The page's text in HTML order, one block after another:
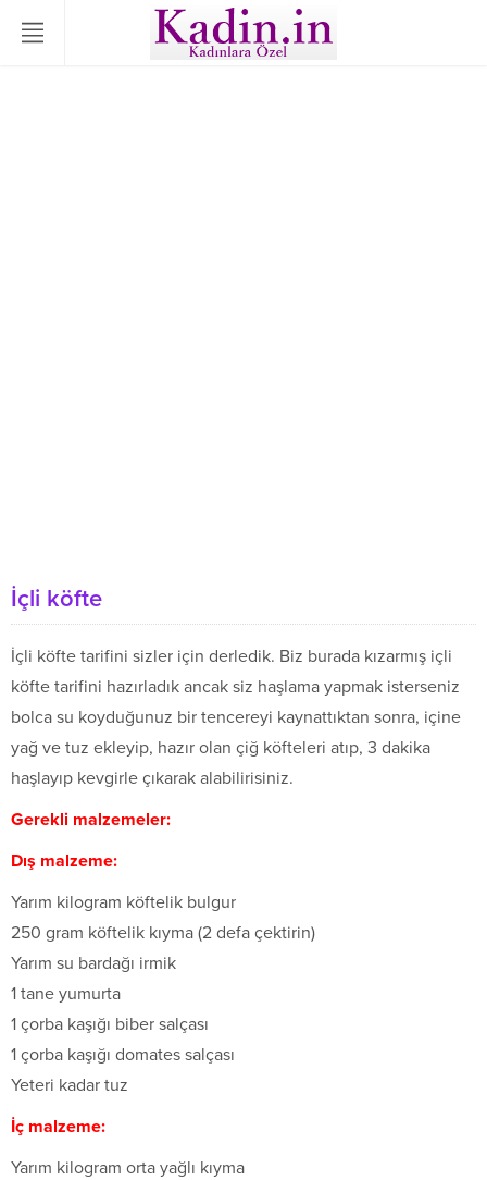
İçli köfte
İçli köfte tarifini sizler için derledik. Biz burada kızarmış içli
köfte tarifini hazırladık ancak siz haşlama yapmak isterseniz
bolca su koyduğunuz bir tencereyi kaynattıktan sonra, içine
yağ ve tuz ekleyip, hazır olan çiğ köfteleri atıp, 3 dakika
haşlayıp kevgirle çıkarak alabilirisiniz.
Gerekli malzemeler:
Dış malzeme:
Yarım kilogram köftelik bulgur
250 gram köftelik kıyma (2 defa çektirin)
Yarım su bardağı irmik
1 tane yumurta
1 çorba kaşığı biber salçası
1 çorba kaşığı domates salçası
Yeteri kadar tuz
İç malzeme:
Yarım kilogram orta yağlı kıyma